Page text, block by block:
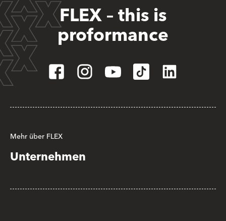
FLEX – this is
proformance
Mehr über FLEX
Unternehmen